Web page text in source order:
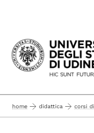
Passa al
home didattica corsi